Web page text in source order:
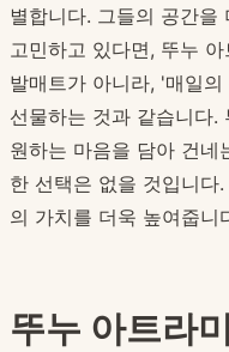
별합니다. 그들의 공간
고민하고 있다면, 뚜누
발매트가 아니라, '매일
선물하는 것과 같습니다.
원하는 마음을 담아 건네
한 선택은 없을 것입니다.
의 가치를 더욱 높여줍니
뚜누 아트라